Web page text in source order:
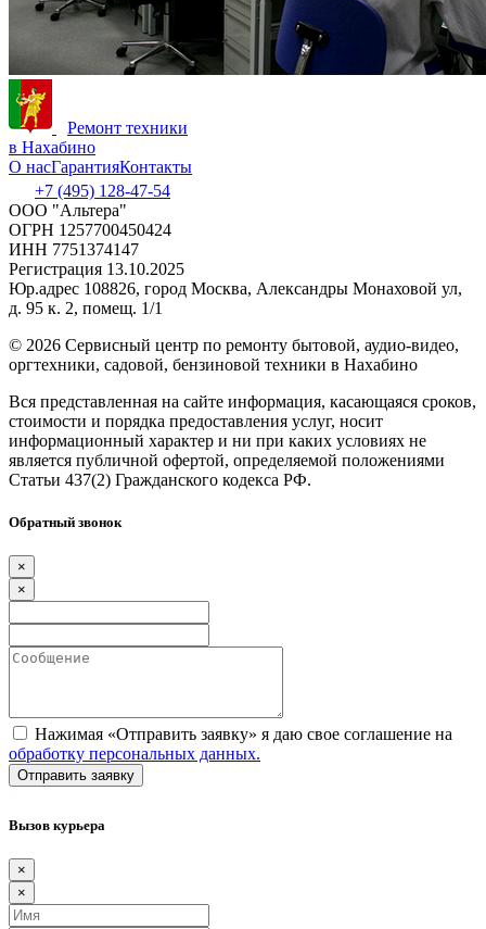
Ремонт техники
в Нахабино
О насГарантияКонтакты
+7 (495) 128-47-54
ООО "Альтера"
ОГРН 1257700450424
ИНН 7751374147
Регистрация 13.10.2025
Юр.адрес 108826, город Москва, Александры Монаховой ул,
д. 95 к. 2, помещ. 1/1
© 2026 Сервисный центр по ремонту бытовой, аудио-видео,
оргтехники, садовой, бензиновой техники в Нахабино
Вся представленная на сайте информация, касающаяся сроков,
стоимости и порядка предоставления услуг, носит
информационный характер и ни при каких условиях не
является публичной офертой, определяемой положениями
Статьи 437(2) Гражданского кодекса РФ.
Обратный звонок
×
×
Нажимая «Отправить заявку» я даю свое соглашение на
обработку персональных данных.
Вызов курьера
×
×